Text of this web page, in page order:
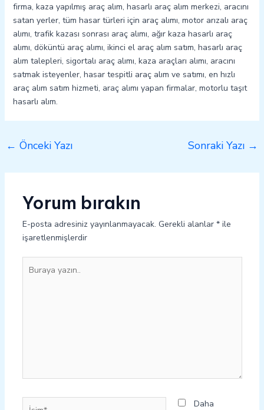
firma, kaza yapılmış araç alım, hasarlı araç alım merkezi, aracını
satan yerler, tüm hasar türleri için araç alımı, motor arızalı araç
alımı, trafik kazası sonrası araç alımı, ağır kaza hasarlı araç
alımı, döküntü araç alımı, ikinci el araç alım satım, hasarlı araç
alım talepleri, sigortalı araç alımı, kaza araçları alımı, aracını
satmak isteyenler, hasar tespitli araç alım ve satımı, en hızlı
araç alım satım hizmeti, araç alımı yapan firmalar, motorlu taşıt
hasarlı alım.
← Önceki Yazı Sonraki Yazı →
Yorum bırakın
E-posta adresiniz yayınlanmayacak. Gerekli alanlar *ile
işaretlenmişlerdir
yazın..
İsim*
Daha